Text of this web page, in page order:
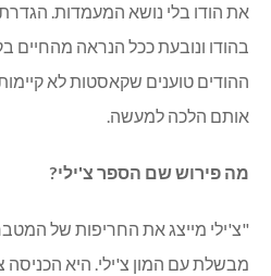
את הודו בלי נושא המעמדות.
בהודו ונובעת ככל הנראה מהחיים
ההודים טוענים שקאסטות לא קיימות
אותם הלכה למעשה.
מה פירוש שם הספר צ'ילי?
"צ'ילי מייצג את החריפות של
מבשלת עם המון צ'ילי. היא הכניסה